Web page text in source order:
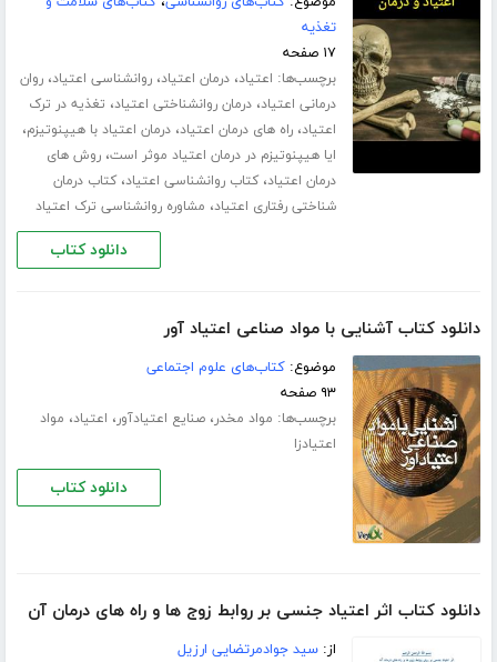
تغذیه
۱۷ صفحه
برچسب‌ها: اعتیاد،درمان اعتیاد،روانشناسی اعتیاد،روان
درمانی اعتیاد،درمان روانشناختی اعتیاد، تغذیه در ترک
اعتیاد،راه های درمان اعتیاد،درمان اعتیاد با هیپنوتیزم،
ایا هیپنوتیزم در درمان اعتیاد موثر است،روش های
درمان اعتیاد،کتاب روانشناسی اعتیاد،کتاب درمان
شناختی رفتاری اعتیاد، مشاوره روانشناسی ترک اعتیاد
دانلود کتاب
دانلود کتاب آشنایی با مواد صناعی اعتیاد آور
موضوع:کتاب‌های علوم اجتماعی
۹۳ صفحه
برچسب‌ها: مواد مخدر،صنایع اعتیادآور، اعتیاد، مواد
اعتیادزا
دانلود کتاب
دانلود کتاب اثر اعتیاد جنسی بر روابط زوج ها و راه های درمان آن
از:سید جوادمرتضایی ارزیل